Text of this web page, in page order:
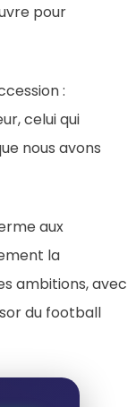
pour
:
celui qui
nous avons
aux
la
ambitions, avec
du football